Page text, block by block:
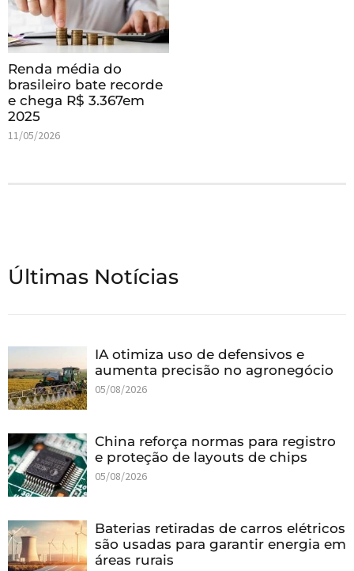
Renda média do
brasileiro bate recorde
e chega R$ 3.367em
2025
11/05/2026
Últimas Notícias
IA otimiza uso de defensivos e
aumenta precisão no agronegócio
05/08/2026
China reforça normas para registro
e proteção de layouts de chips
05/08/2026
Baterias retiradas de carros elétricos
são usadas para garantir energia em
áreas rurais